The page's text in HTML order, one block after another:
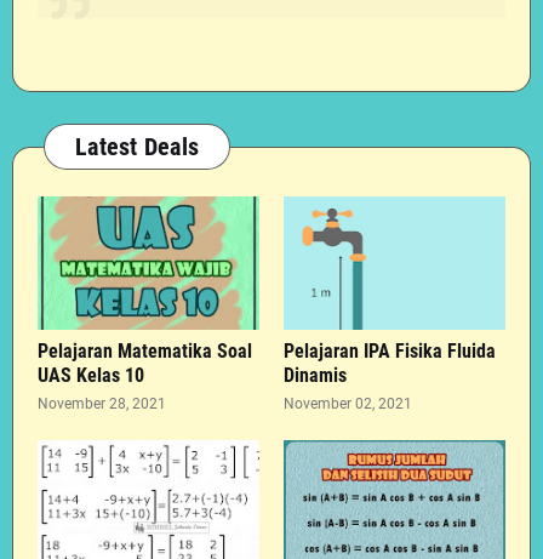
Latest Deals
Pelajaran Matematika Soal
UAS Kelas 10
November 28, 2021
Pelajaran IPA Fisika Fluida
Dinamis
November 02, 2021